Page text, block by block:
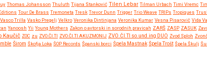
Thomas Johansson Thuluth Tijana Stanković Tilen Lebar Tilman Urbach Timi Vremc
Tour De Brass Tremoneta Tresk Trevor Dunn Trigger Trio Weave TRIPs Tropiques Trus!
Vasco Trilla Vasko Pregelj Velkro Veronika Dintinjana Veronika Kumar Vesna Pisarovič Vida
Yanoosh Yii Young Mothers Zakon o avtorski in sorodnih pravicah ZARŠ ZASP ZASUK
Kaučič ZOC zu ZVO.ČI.TI ZVO.ČI.TI AKUZMONIJ ZVO.ČI.TI so.und.ing DUO Zvod Sploh
Širom Škofja Loka ŠOP Records Španski borci Špela Mastnak Špela Trošt Špela Škulj